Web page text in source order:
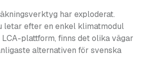
har exploderat.
letar efter en enkel klimatmodul
plattform, finns det olika vägar
alternativen för svenska